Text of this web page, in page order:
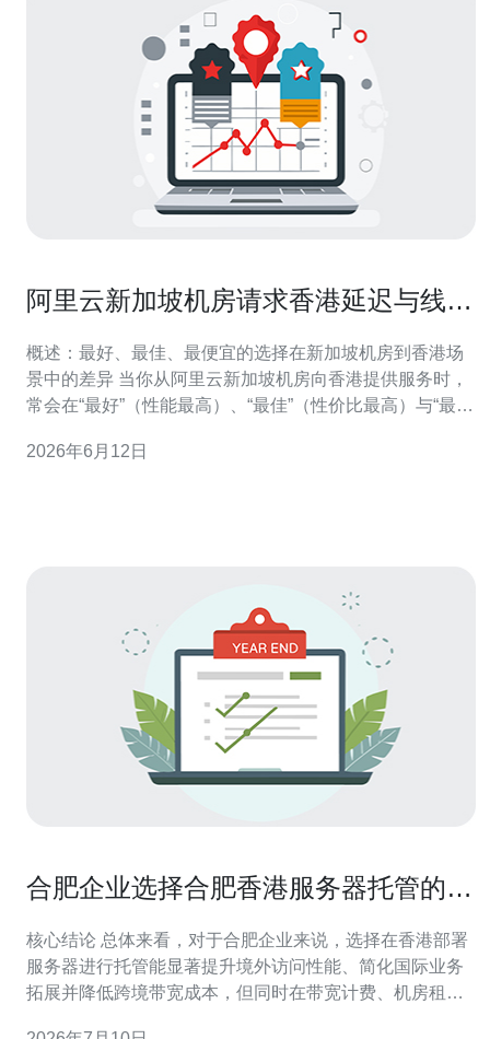
阿里云新加坡机房请求香港延迟与线路
概述：最好、最佳、最便宜的选择在新加坡机房到香港场
景中的差异 当你从阿里云新加坡机房向香港提供服务时，
常会在“最好”（性能最高）、“最佳”（性价比最高）与“最便
定性直接影响用户体验；而不同的线路选择（公网、
2026年6月12日
合肥企业选择合肥香港服务器托管的成
核心结论 总体来看，对于合肥企业来说，选择在香港部署
服务器进行托管能显著提升境外访问性能、简化国际业务
拓展并降低跨境带宽成本，但同时在带宽计费、机房租用